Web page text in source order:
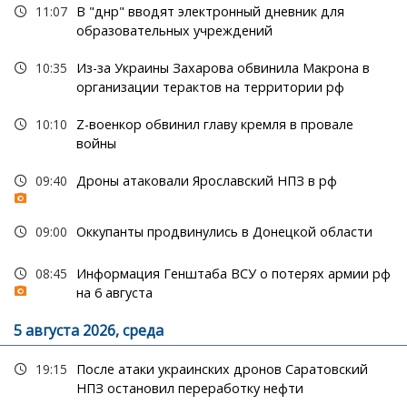
11:07 В "днр" вводят электронный дневник для
образовательных учреждений
10:35
Из-за Украины Захарова обвинила Макрона в
организации терактов на территории рф
10:10
Z-военкор обвинил главу кремля в провале
войны
09:40 Дроны атаковали Ярославский НПЗ в рф
09:00 Оккупанты продвинулись в Донецкой области
08:45
Информация Генштаба ВСУ о потерях армии рф
на 6 августа
5 августа 2026, среда
19:15
После атаки украинских дронов Саратовский
НПЗ остановил переработку нефти